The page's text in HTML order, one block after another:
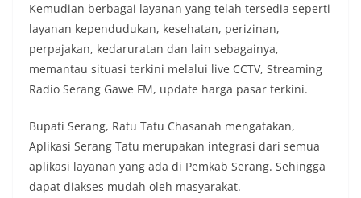
Kemudian berbagai layanan yang telah tersedia seperti
layanan kependudukan, kesehatan, perizinan,
perpajakan, kedaruratan dan lain sebagainya,
memantau situasi terkini melalui live CCTV, Streaming
Radio Serang Gawe FM, update harga pasar terkini.
Bupati Serang, Ratu Tatu Chasanah mengatakan,
Aplikasi Serang Tatu merupakan integrasi dari semua
aplikasi layanan yang ada di Pemkab Serang. Sehingga
dapat diakses mudah oleh masyarakat.